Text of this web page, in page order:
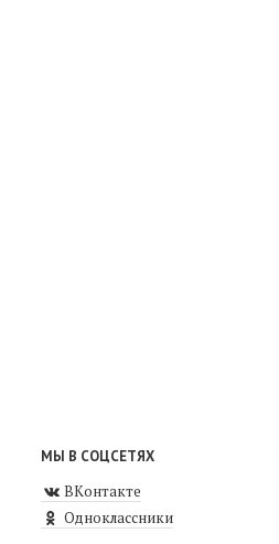
МЫ В СОЦСЕТЯХ
ВКонтакте
Одноклассники